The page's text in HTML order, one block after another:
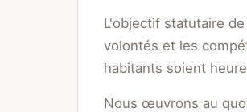
L'objectif statutaire
volontés et les
habitants soient
Nous œuvrons au